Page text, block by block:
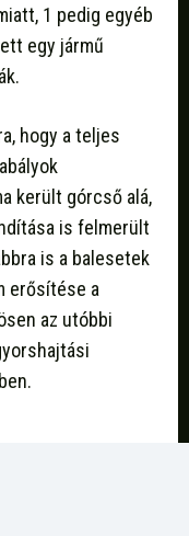
1 pedig egyéb
egy jármű
hogy a teljes
került górcső alá,
is felmerült
is a balesetek
erősítése a
az utóbbi